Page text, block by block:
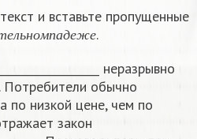
и вставьте пропущенные
ел ьн омп а д е ж е
енит ельномпа деже
.
неразрывно
Потребители обычно
по низкой цене, чем по
закон